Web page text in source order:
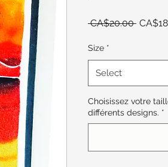
CA$20.00
Size *
Select
Choisissez votre
différents designs. *